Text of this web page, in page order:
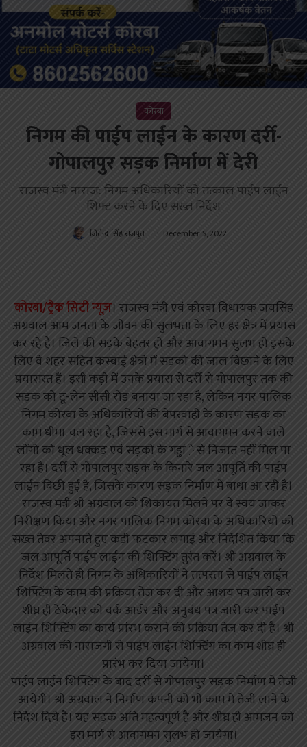
कोरबा
निगम की पाईप लाईन के कारण दर्री-
गोपालपुर सड़क निर्माण में देरी
राजस्व मंत्री नाराज: निगम अधिकारियों को तत्काल पाईप लाईन
शिफ्ट करने के दिए सख्त निर्देश
जितेन्द्र सिंह राजपूत December 5, 2022
कोरबा/ट्रैक सिटी न्यूज़। राजस्व मंत्री एवं कोरबा विधायक जयसिंह
अग्रवाल आम जनता के जीवन की सुलभता के लिए हर क्षेत्र में प्रयास
कर रहे है। जिले की सड़के बेहतर हो और आवागमन सुलभ हो इसके
लिए वे शहर सहित कस्बाई क्षेत्रों में सड़को की जाल बिछाने के लिए
प्रयासरत हैं। इसी कड़ी में उनके प्रयास से दर्री से गोपालपुर तक की
सड़क को टू-लेन सीसी रोड़ बनाया जा रहा है, लेकिन नगर पालिक
निगम कोरबा के अधिकारियों की बेपरवाही के कारण सड़क का
काम धीमा चल रहा है, जिससे इस मार्ग से आवागमन करने वाले
लोंगो को धूल धक्कड़ एवं सड़कों के गड्ढांे से निजात नहीं मिल पा
रहा है। दर्री से गोपालपुर सड़क के किनारे जल आपूर्ति की पाईप
लाईन बिछी हुई है, जिसके कारण सड़क निर्माण में बाधा आ रही है।
राजस्व मंत्री श्री अग्रवाल को शिकायत मिलने पर वे स्वयं जाकर
निरीक्षण किया और नगर पालिक निगम कोरबा के अधिकारियों को
सख्त तेवर अपनाते हुए कड़ी फटकार लगाई और निर्देशित किया कि
जल आपूर्ति पाईप लाईन की शिफ्टिंग तुरंत करें। श्री अग्रवाल के
निर्देश मिलते ही निगम के अधिकारियों ने तत्परता से पाईप लाईन
शिफ्टिंग के काम की प्रक्रिया तेज कर दी और आशय पत्र जारी कर
शीघ्र ही ठेकेदार को वर्क आर्डर और अनुबंध पत्र जारी कर पाईप
लाईन शिफ्टिंग का कार्य प्रांरभ कराने की प्रक्रिया तेज कर दी है। श्री
अग्रवाल की नाराजगी से पाईप लाईन शिफ्टिंग का काम शीघ्र ही
प्रारंभ कर दिया जायेगा।
पाईप लाईन शिफ्टिंग के बाद दर्री से गोपालपुर सड़क निर्माण में तेजी
आयेगी। श्री अग्रवाल ने निर्माण कंपनी को भी काम में तेजी लाने के
निर्देश दिये है। यह सड़क अति महत्वपूर्ण है और शीघ्र ही आमजन को
इस मार्ग से आवागमन सुलभ हो जायेगा।